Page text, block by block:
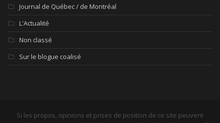
Journal de Québec / de Montréal
L'Actualité
Non classé
Sur le blogue coalisé
Si les propos, opinions et prises de position de ce site peuvent